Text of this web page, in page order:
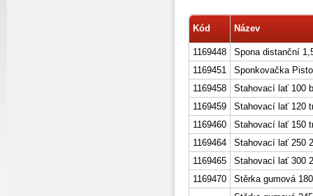
Kód Název
1169448
Spona distanční
1169451
Sponkovačka
1169458
Stahovací lať 100
1169459
Stahovací lať 120
1169460
Stahovací lať 150
1169464
Stahovací lať 250
1169465
Stahovací lať 300
1169470
Stěrka gumová